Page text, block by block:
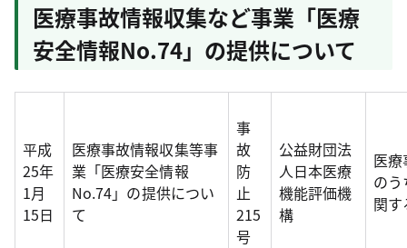
医療事故情報収集など事業「医療
安全情報No.74」の提供について
平成
25年
1月
15日
医療事故情報収集等事
業「医療安全情報
No.74」の提供につい
て
事
故
防
止
215
号
公益財団法
人日本医療
機能評価機
構
医
の
関